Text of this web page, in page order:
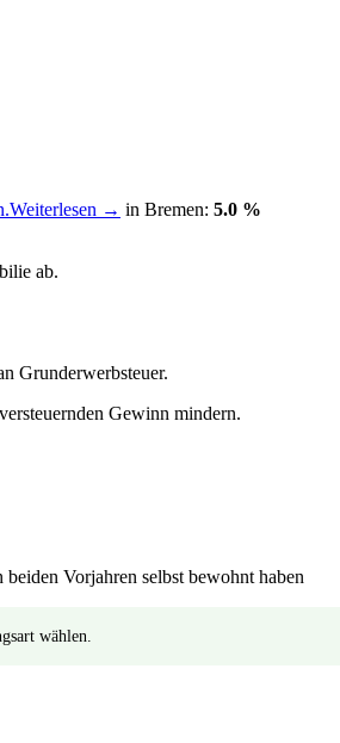
Weiterlesen → in Bremen: 5.0 %
ab.
Grunderwerbsteuer.
Gewinn mindern.
Vorjahren selbst bewohnt haben
wählen.